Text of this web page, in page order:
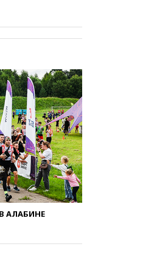
Сняты
В Братиславе
НПЗ
«Яблоко» подаст
Госдумы
Мельникова и
сборной
визы на
Движение по
АЛАБИНЕ